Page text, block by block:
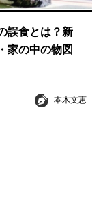
誤食とは？新
家の中の物図
本木文恵
本木文恵